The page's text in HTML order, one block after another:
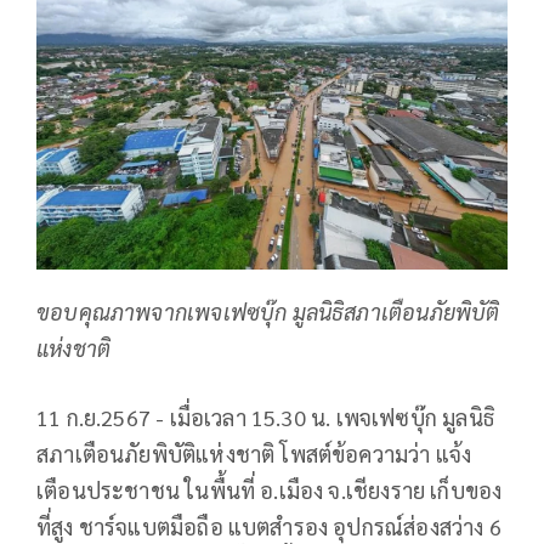
ขอบคุณภาพจากเพจเฟซบุ๊ก มูลนิธิสภาเตือนภัยพิบัติ
แห่งชาติ
11 ก.ย.2567 - เมื่อเวลา 15.30 น. เพจเฟซบุ๊ก มูลนิธิ
สภาเตือนภัยพิบัติแห่งชาติ โพสต์ข้อความว่า แจ้ง
เตือนประชาชน ในพื้นที่ อ.เมือง จ.เชียงราย เก็บของ
ที่สูง ชาร์จแบตมือถือ แบตสำรอง อุปกรณ์ส่องสว่าง 6